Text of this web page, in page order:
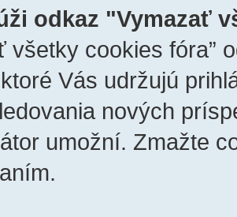
odkaz "Vymazať
všetky cookies fóra”
Vás udržujú
nových
umožní. Zmažte